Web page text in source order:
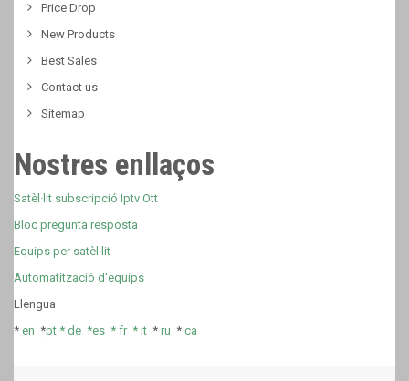
Price Drop
New Products
Best Sales
Contact us
Sitemap
Nostres enllaços
Satèl·lit subscripció Iptv Ott
Bloc pregunta resposta
Equips per satèl·lit
Automatització d'equips
Llengua
* en *pt * de *es * fr* it * ru * ca